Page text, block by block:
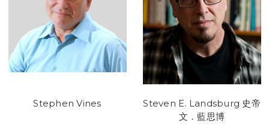
Stephen Vines
Steven E. Landsburg 史帝
文．藍思博